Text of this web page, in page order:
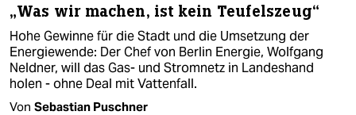
„Was wir machen, ist kein Teufelszeug“
Hohe Gewinne für die Stadt und die Umsetzung der
Energiewende: Der Chef von Berlin Energie, Wolfgang
Neldner, will das Gas- und Stromnetz in Landeshand
holen - ohne Deal mit Vattenfall.
Von Sebastian Puschner